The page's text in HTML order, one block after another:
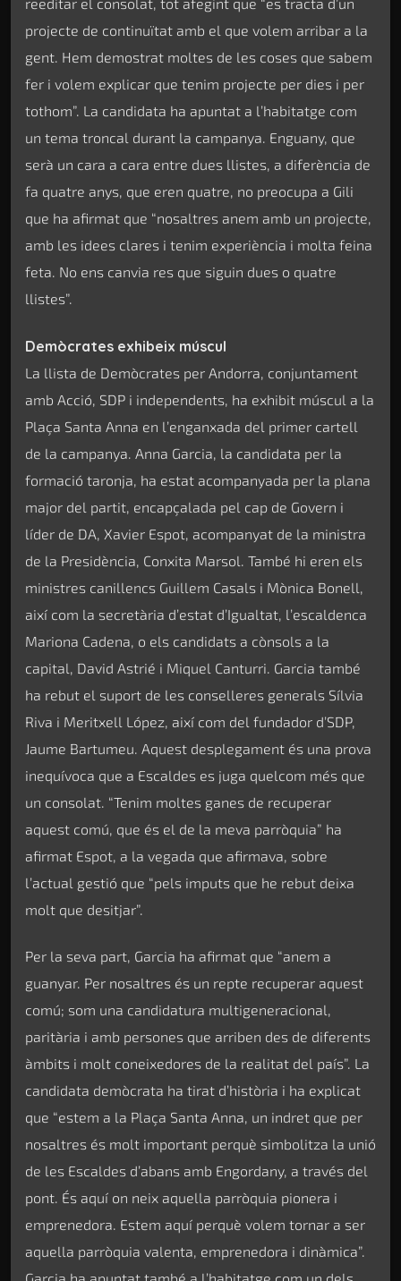
reeditar el consolat, tot afegint que “es tracta d’un
projecte de continuïtat amb el que volem arribar a la
gent. Hem demostrat moltes de les coses que sabem
fer i volem explicar que tenim projecte per dies i per
tothom”. La candidata ha apuntat a l’habitatge com
un tema troncal durant la campanya. Enguany, que
serà un cara a cara entre dues llistes, a diferència de
fa quatre anys, que eren quatre, no preocupa a Gili
que ha afirmat que “nosaltres anem amb un projecte,
amb les idees clares i tenim experiència i molta feina
feta. No ens canvia res que siguin dues o quatre
llistes”.
Demòcrates exhibeix múscul
La llista de Demòcrates per Andorra, conjuntament
amb Acció, SDP i independents, ha exhibit múscul a la
Plaça Santa Anna en l’enganxada del primer cartell
de la campanya. Anna Garcia, la candidata per la
formació taronja, ha estat acompanyada per la plana
major del partit, encapçalada pel cap de Govern i
líder de DA, Xavier Espot, acompanyat de la ministra
de la Presidència, Conxita Marsol. També hi eren els
ministres canillencs Guillem Casals i Mònica Bonell,
així com la secretària d’estat d’Igualtat, l’escaldenca
Mariona Cadena, o els candidats a cònsols a la
capital, David Astrié i Miquel Canturri. Garcia també
ha rebut el suport de les conselleres generals Sílvia
Riva i Meritxell López, així com del fundador d’SDP,
Jaume Bartumeu. Aquest desplegament és una prova
inequívoca que a Escaldes es juga quelcom més que
un consolat. “Tenim moltes ganes de recuperar
aquest comú, que és el de la meva parròquia” ha
afirmat Espot, a la vegada que afirmava, sobre
l’actual gestió que “pels imputs que he rebut deixa
molt que desitjar”.
Per la seva part, Garcia ha afirmat que “anem a
guanyar. Per nosaltres és un repte recuperar aquest
comú; som una candidatura multigeneracional,
paritària i amb persones que arriben des de diferents
àmbits i molt coneixedores de la realitat del país”. La
candidata demòcrata ha tirat d’història i ha explicat
que “estem a la Plaça Santa Anna, un indret que per
nosaltres és molt important perquè simbolitza la unió
de les Escaldes d’abans amb Engordany, a través del
pont. És aquí on neix aquella parròquia pionera i
emprenedora. Estem aquí perquè volem tornar a ser
aquella parròquia valenta, emprenedora i dinàmica”.